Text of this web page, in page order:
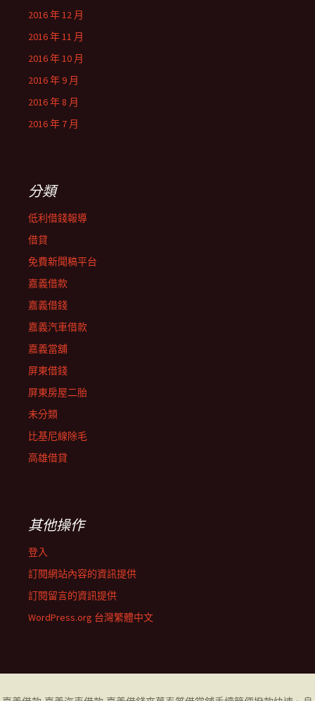
2016 年 12 月
2016 年 11 月
2016 年 10 月
2016 年 9 月
2016 年 8 月
2016 年 7 月
分類
低利借錢報導
借貸
免費新聞稿平台
嘉義借款
嘉義借錢
嘉義汽車借款
嘉義當舖
屏東借錢
屏東房屋二胎
未分類
比基尼線除毛
高雄借貸
其他操作
登入
訂閱網站內容的資訊提供
訂閱留言的資訊提供
WordPress.org 台灣繁體中文